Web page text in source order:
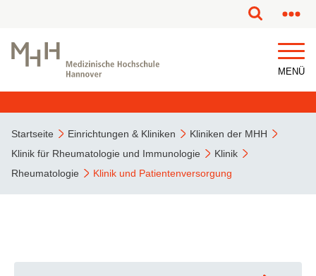
MENÜ
Startseite Einrichtungen & Kliniken
Kliniken der MHH
Klinik für Rheumatologie und Immunologie
Klinik
Rheumatologie
Klinik und Patientenversorgung